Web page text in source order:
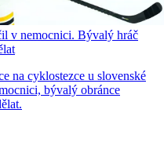
v nemocnici. Bývalý hráč
na cyklostezce u slovenské
bývalý obránce